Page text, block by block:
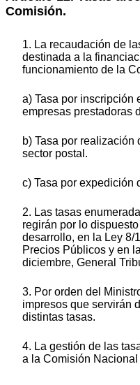
Comisión.
1. La recaudación de
destinada a la
funcionamiento de la
a) Tasa por inscripción
empresas prestadoras
b) Tasa por realización
sector postal.
c) Tasa por expedición
2. Las tasas
regirán por lo
desarrollo, en la Ley 8/
Precios Públicos y en
diciembre, General
3. Por orden del
impresos que servirán
distintas tasas.
4. La gestión de las
a la Comisión